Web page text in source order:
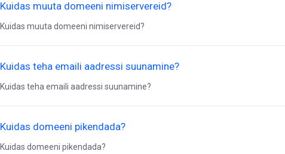
Kuidas muuta domeeni nimiservereid?
Kuidas muuta domeeni nimiservereid?
Kuidas teha emaili aadressi suunamine?
Kuidas teha emaili aadressi suunamine?
Kuidas domeeni pikendada?
Kuidas domeeni pikendada?